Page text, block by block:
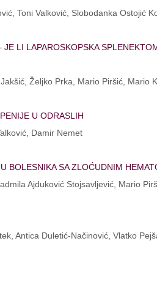
Toni Valković, Slobodanka Ostojić
LI LAPAROSKOPSKA
Željko Prka, Mario Piršić, Mario
U ODRASLIH
Damir Nemet
SA ZLOĆUDNIM
Ajduković Stojsavljević, Mario
Antica Duletić-Načinović, Vlatko